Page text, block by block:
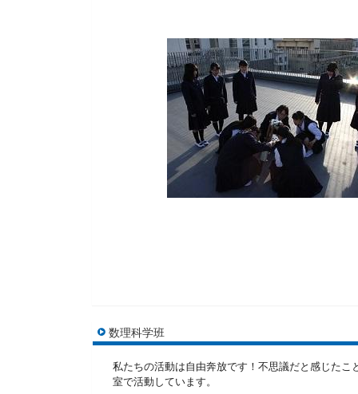
数理科学班
私たちの活動は自由奔放です！不思議だと感じた
室で活動しています。